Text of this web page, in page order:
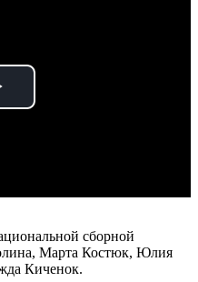
сборной
Марта Костюк, Юлия
Киченок.